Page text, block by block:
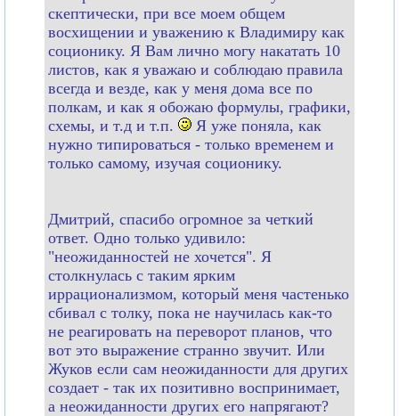
скептически, при все моем общем
восхищении и уважению к Владимиру как
соционику. Я Вам лично могу накатать 10
листов, как я уважаю и соблюдаю правила
всегда и везде, как у меня дома все по
полкам, и как я обожаю формулы, графики,
схемы, и т.д и т.п.
Я уже поняла, как
нужно типироваться - только временем и
только самому, изучая соционику.
Дмитрий, спасибо огромное за четкий
ответ. Одно только удивило:
"неожиданностей не хочется". Я
столкнулась с таким ярким
иррационализмом, который меня частенько
сбивал с толку, пока не научилась как-то
не реагировать на переворот планов, что
вот это выражение странно звучит. Или
Жуков если сам неожиданности для других
создает - так их позитивно воспринимает,
а неожиданности других его напрягают?